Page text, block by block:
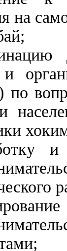
на
и
по